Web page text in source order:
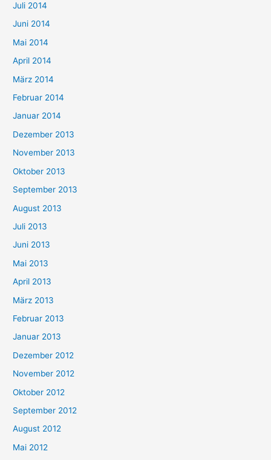
Juli 2014
Juni 2014
Mai 2014
April 2014
März 2014
Februar 2014
Januar 2014
Dezember 2013
November 2013
Oktober 2013
September 2013
August 2013
Juli 2013
Juni 2013
Mai 2013
April 2013
März 2013
Februar 2013
Januar 2013
Dezember 2012
November 2012
Oktober 2012
September 2012
August 2012
Mai 2012